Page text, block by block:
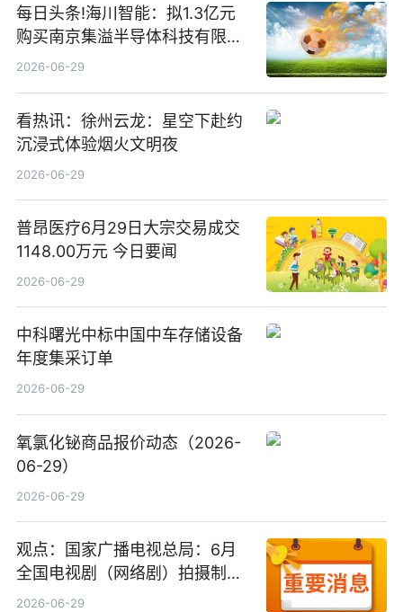
每日头条!海川智能：拟1.3亿元
购买南京集溢半导体科技有限公
司15.3%股权
2026-06-29
看热讯：徐州云龙：星空下赴约
沉浸式体验烟火文明夜
2026-06-29
普昂医疗6月29日大宗交易成交
1148.00万元 今日要闻
2026-06-29
中科曙光中标中国中车存储设备
年度集采订单
2026-06-29
氧氯化铋商品报价动态（2026-
06-29）
2026-06-29
观点：国家广播电视总局：6月
全国电视剧（网络剧）拍摄制作
备案公示剧目197部
2026-06-29